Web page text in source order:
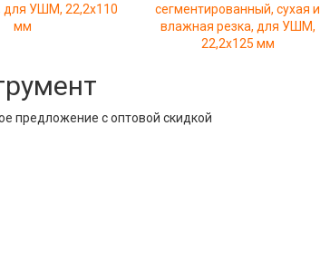
для УШМ, 22,2х110
мм
сегментированный, сухая и
влажная резка, для УШМ,
22,2х125 мм
предложение с оптовой скидкой